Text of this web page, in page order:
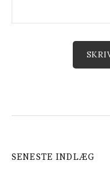
SENESTE INDLÆG